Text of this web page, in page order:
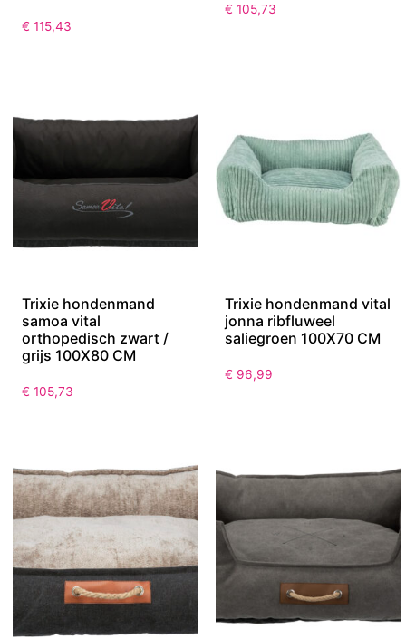
€ 115,43
€ 105,73
Trixie hondenmand
samoa vital
orthopedisch zwart /
grijs 100X80 CM
€ 105,73
Trixie hondenmand vital
jonna ribfluweel
saliegroen 100X70 CM
€ 96,99